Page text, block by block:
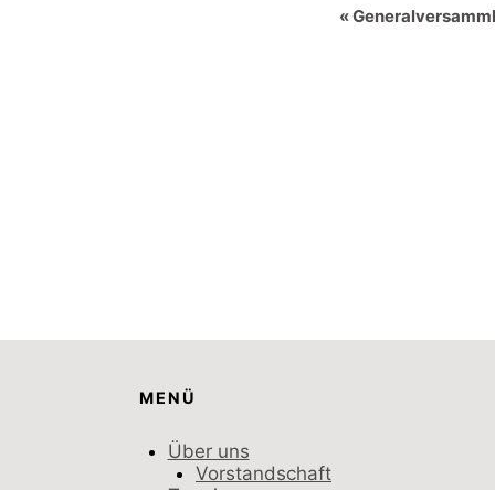
«
MENÜ
Über uns
Vorstandschaft